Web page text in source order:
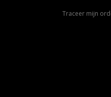
Traceer mijn